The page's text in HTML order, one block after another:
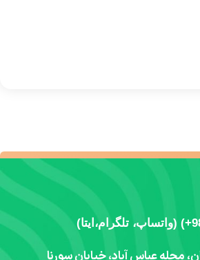
محله عباس آباد، خیابان سورنا